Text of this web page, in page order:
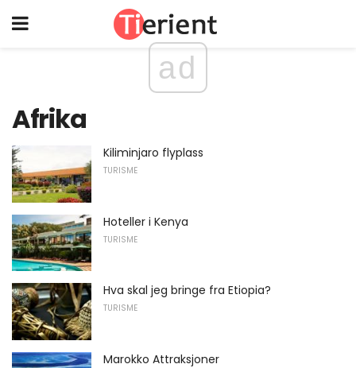
ad
Afrika
Kiliminjaro flyplass
TURISME
Hoteller i Kenya
TURISME
Hva skal jeg bringe fra Etiopia?
TURISME
Marokko Attraksjoner